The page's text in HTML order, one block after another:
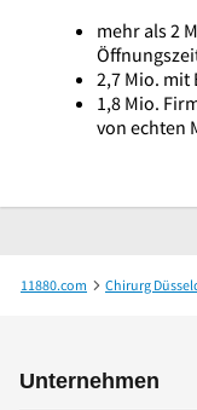
mehr als 2
2,7 Mio. mit
1,8 Mio.
von echten
11880.com Chirurg
Unternehmen